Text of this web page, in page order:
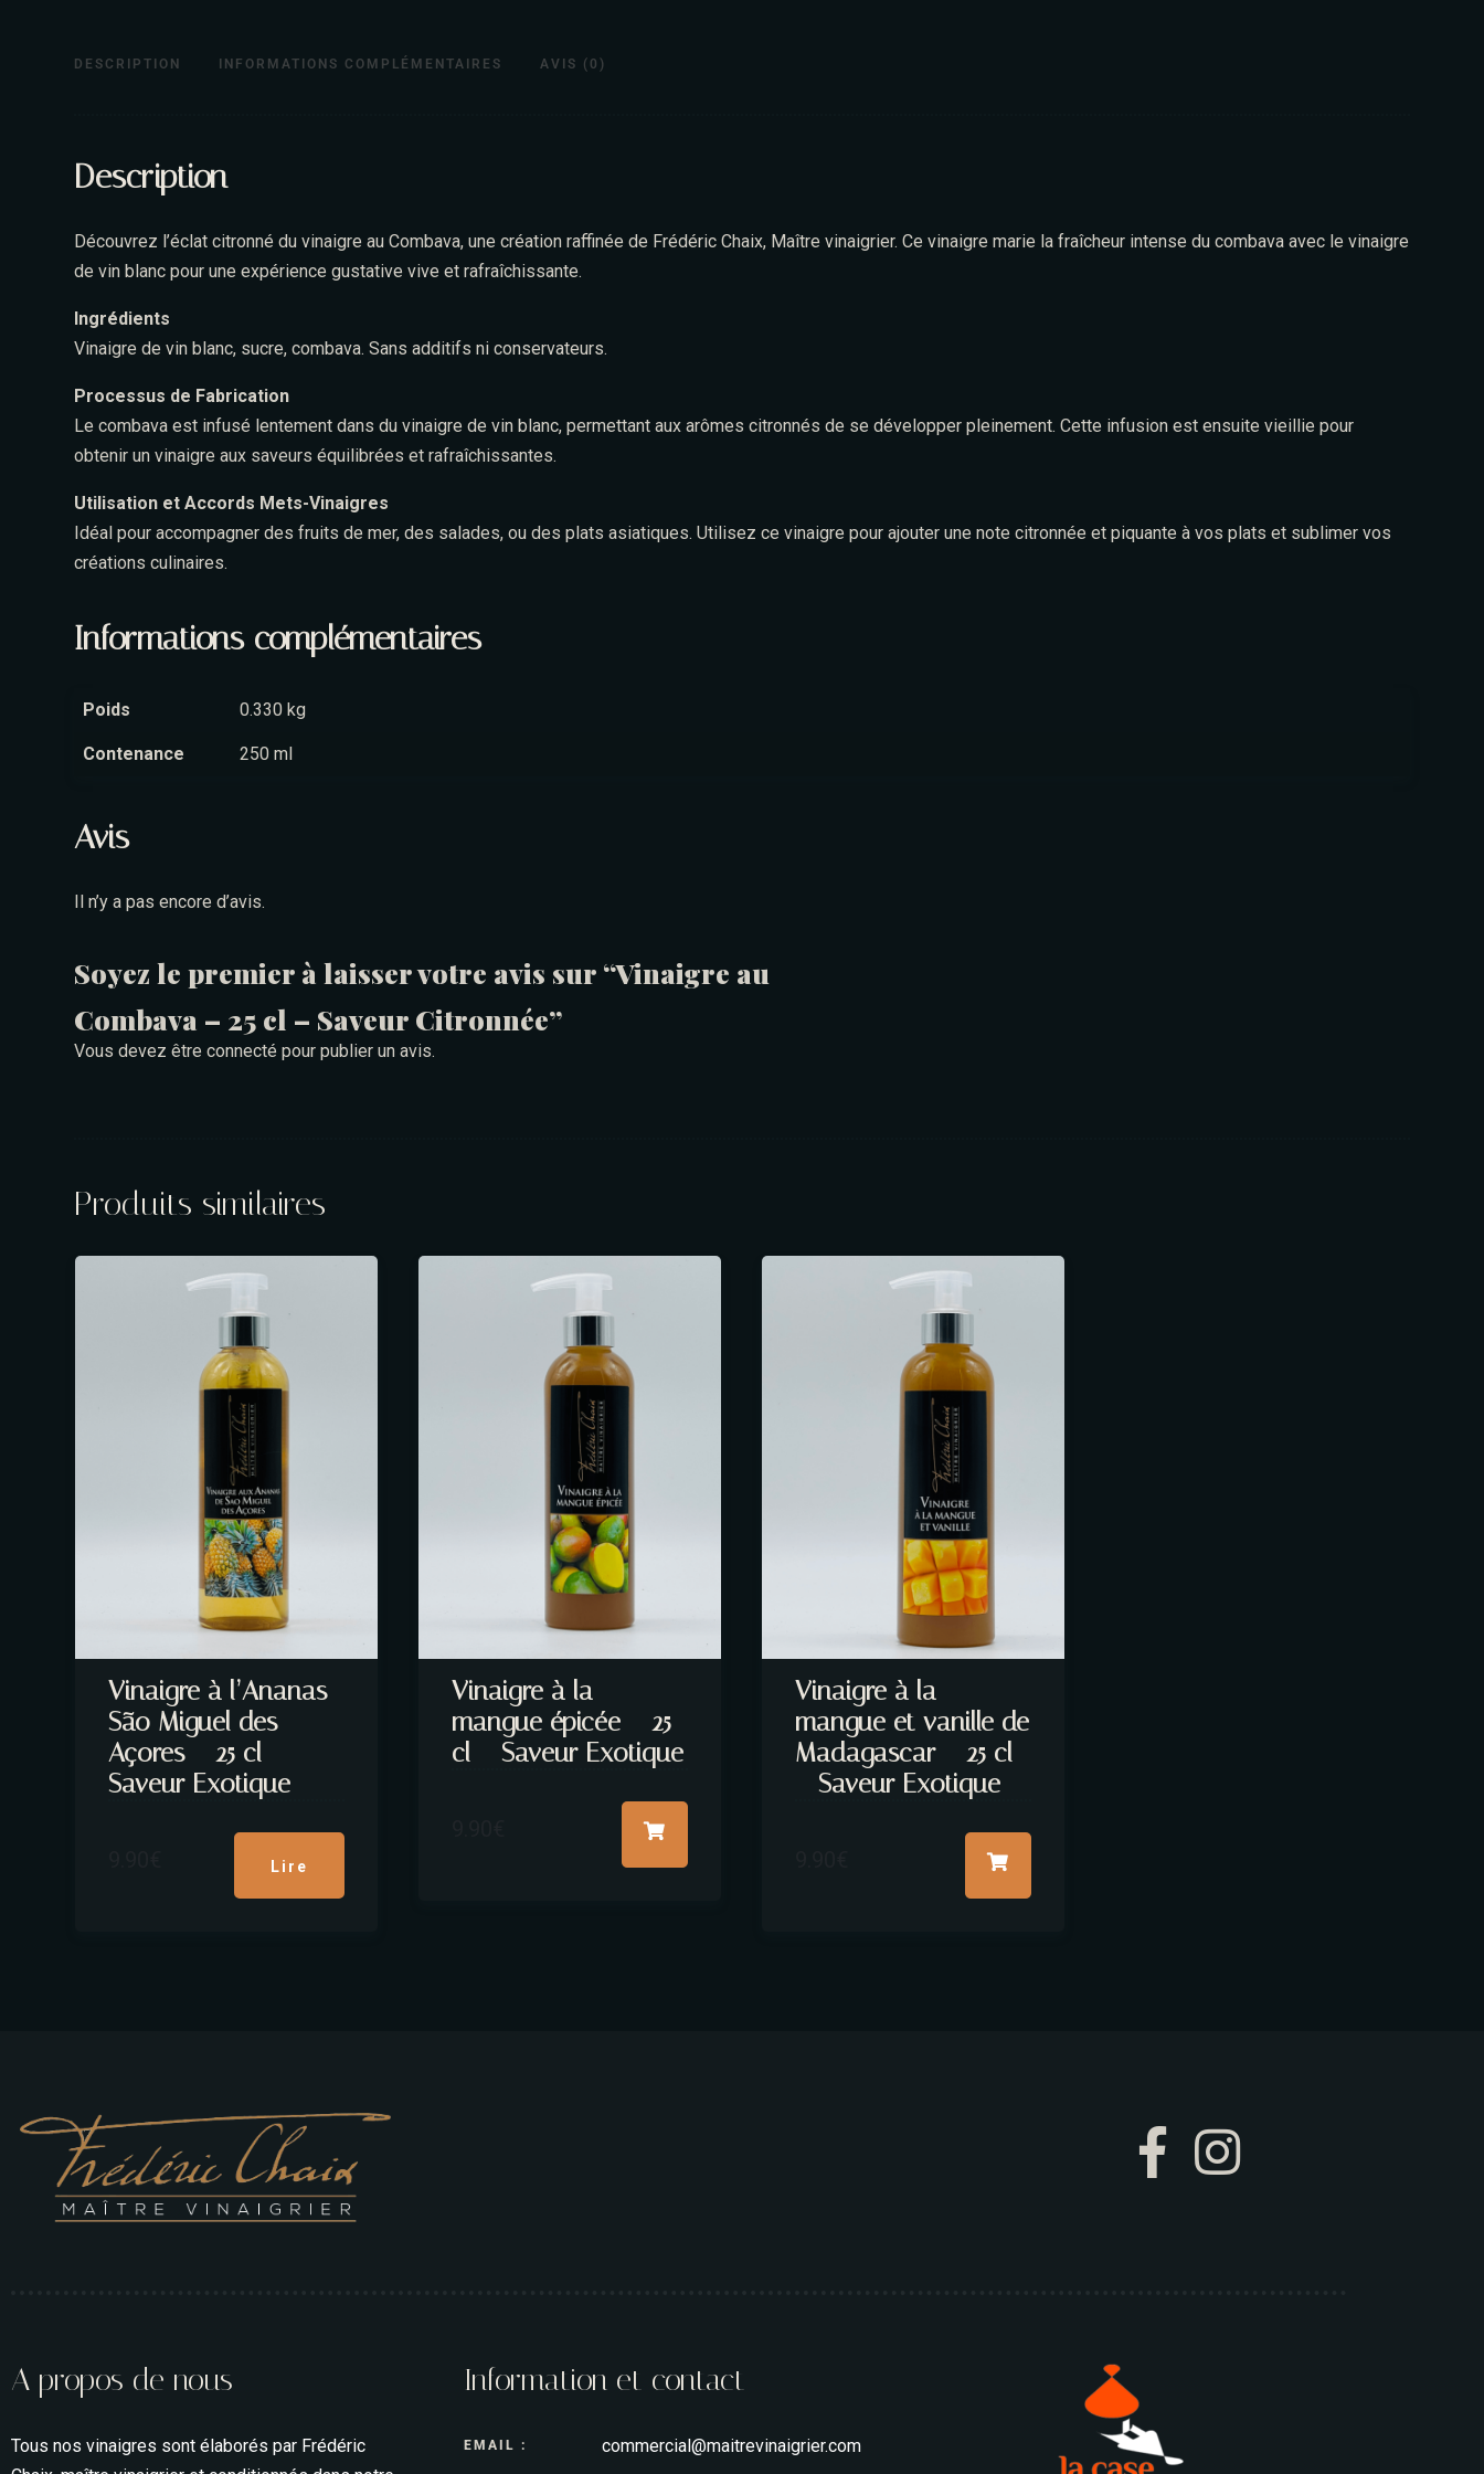
DESCRIPTION INFORMATIONS COMPLÉMENTAIRES AVIS (0)
Description
Découvrez l’éclat citronné du vinaigre au Combava, une création raffinée de Frédéric Chaix, Maître vinaigrier. Ce vinaigre marie la fraîcheur intense du combava avec le vinaigre
de vin blanc pour une expérience gustative vive et rafraîchissante.
Ingrédients
Vinaigre de vin blanc, sucre, combava. Sans additifs ni conservateurs.
Processus de Fabrication
Le combava est infusé lentement dans du vinaigre de vin blanc, permettant aux arômes citronnés de se développer pleinement. Cette infusion est ensuite vieillie pour
obtenir un vinaigre aux saveurs équilibrées et rafraîchissantes.
Utilisation et Accords Mets-Vinaigres
Idéal pour accompagner des fruits de mer, des salades, ou des plats asiatiques. Utilisez ce vinaigre pour ajouter une note citronnée et piquante à vos plats et sublimer vos
créations culinaires.
Informations complémentaires
Poids 0.330 kg
Contenance 250 ml
Avis
Il n’y a pas encore d’avis.
Soyez le premier à laisser votre avis sur “Vinaigre au
Combava – 25 cl – Saveur Citronnée”
Vous devez être connecté pour publier un avis.
Produits similaires
Vinaigre à l’Ananas
São Miguel des
Açores – 25 cl –
Saveur Exotique
Lire
Vinaigre à la
mangue épicée – 25
cl – Saveur Exotique
Vinaigre à la
mangue et vanille de
Madagascar – 25 cl
– Saveur Exotique
A propos de nous
Tous nos vinaigres sont élaborés par Frédéric
Information et contact
EMAIL : commercial@maitrevinaigrier.com